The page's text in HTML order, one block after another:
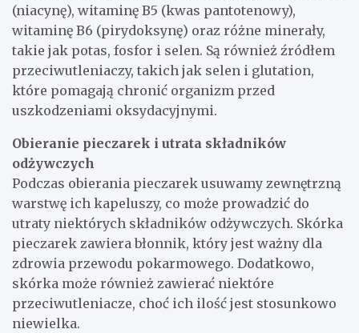
(niacynę), witaminę B5 (kwas pantotenowy),
witaminę B6 (pirydoksynę) oraz różne minerały,
takie jak potas, fosfor i selen. Są również źródłem
przeciwutleniaczy, takich jak selen i glutation,
które pomagają chronić organizm przed
uszkodzeniami oksydacyjnymi.
Obieranie pieczarek i utrata składników
odżywczych
Podczas obierania pieczarek usuwamy zewnętrzną
warstwę ich kapeluszy, co może prowadzić do
utraty niektórych składników odżywczych. Skórka
pieczarek zawiera błonnik, który jest ważny dla
zdrowia przewodu pokarmowego. Dodatkowo,
skórka może również zawierać niektóre
przeciwutleniacze, choć ich ilość jest stosunkowo
niewielka.